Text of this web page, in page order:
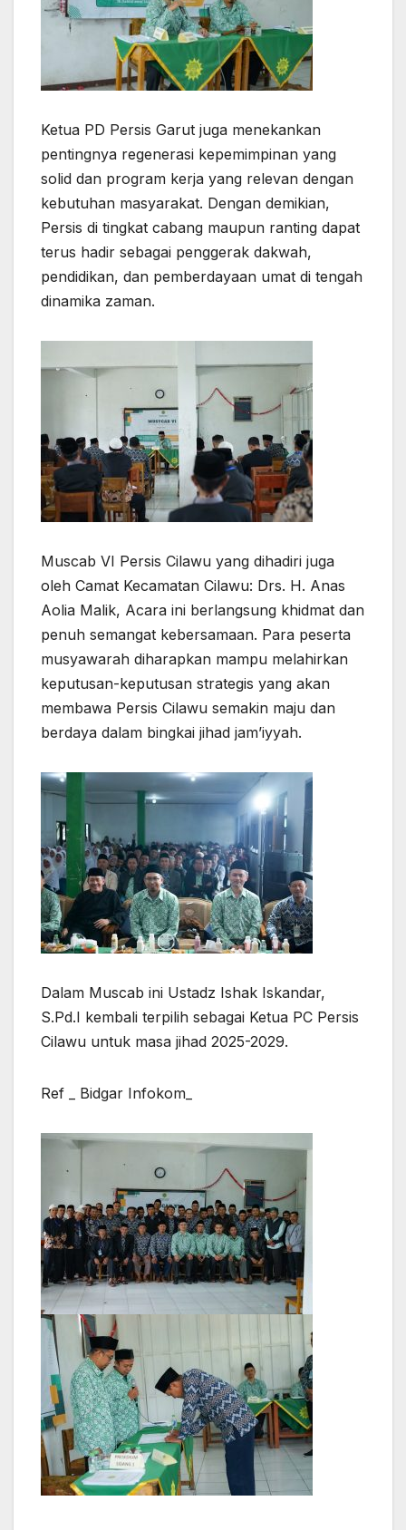
Ketua PD Persis Garut juga menekankan
pentingnya regenerasi kepemimpinan yang
solid dan program kerja yang relevan dengan
kebutuhan masyarakat. Dengan demikian,
Persis di tingkat cabang maupun ranting dapat
terus hadir sebagai penggerak dakwah,
pendidikan, dan pemberdayaan umat di tengah
dinamika zaman.
Muscab VI Persis Cilawu yang dihadiri juga
oleh Camat Kecamatan Cilawu: Drs. H. Anas
Aolia Malik, Acara ini berlangsung khidmat dan
penuh semangat kebersamaan. Para peserta
musyawarah diharapkan mampu melahirkan
keputusan-keputusan strategis yang akan
membawa Persis Cilawu semakin maju dan
berdaya dalam bingkai jihad jam’iyyah.
Dalam Muscab ini Ustadz Ishak Iskandar,
S.Pd.I kembali terpilih sebagai Ketua PC Persis
Cilawu untuk masa jihad 2025-2029.
Ref _ Bidgar Infokom_